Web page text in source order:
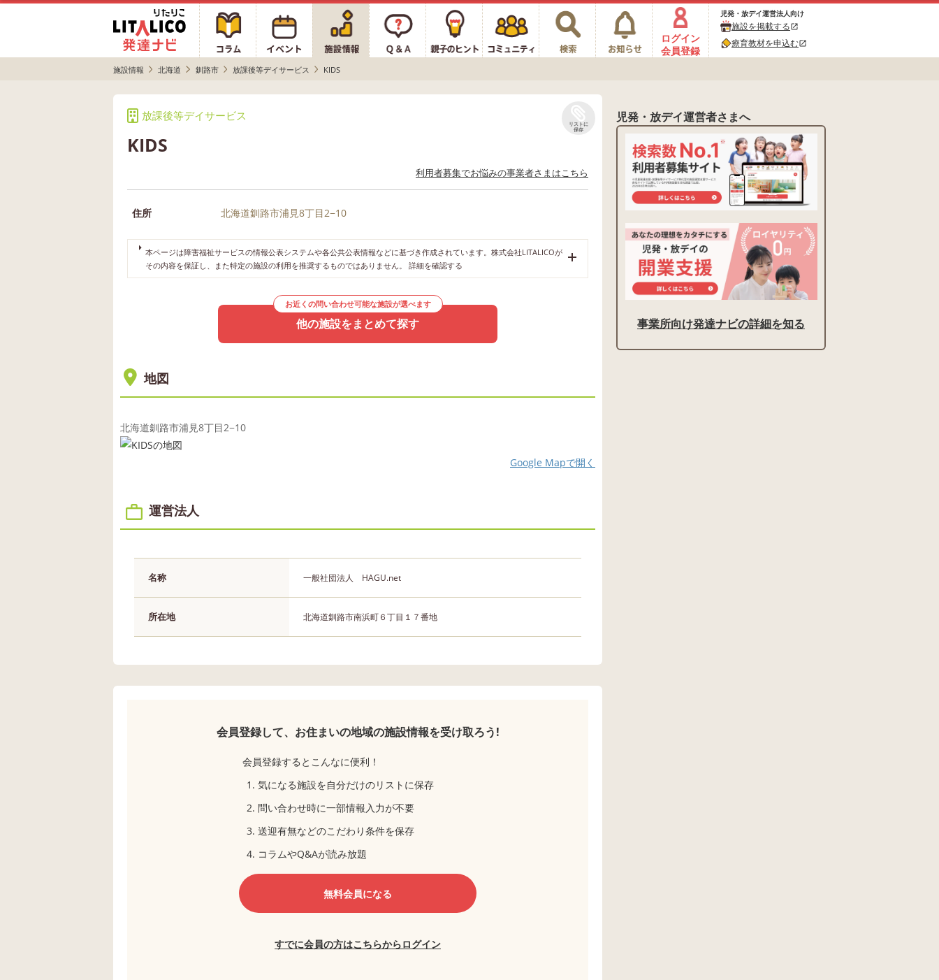
ログイン
会員登録
児発・放デイ運営法人向け
施設を掲載するopen_in_new
療育教材を申込むopen_in_new
施設情報 北海道 釧路市 放課後等デイサービス KIDS
放課後等デイサービス
KIDS
リストに
保存
利用者募集でお悩みの事業者さまはこちら
住所 北海道釧路市浦見8丁目2−10
本ページは障害福祉サービスの情報公表システムや各公共公表情報などに基づき作成されています。株式会社LITALICOが
その内容を保証し、また特定の施設の利用を推奨するものではありません。 詳細を確認する
お近くの問い合わせ可能な施設が選べます
他の施設をまとめて探す
地図
北海道釧路市浦見8丁目2−10
Google Mapで開く
運営法人
名称 一般社団法人 HAGU.net
所在地 北海道釧路市南浜町６丁目１７番地
会員登録して、お住まいの地域の施設情報を受け取ろう!
会員登録するとこんなに便利！
気になる施設を自分だけのリストに保存
問い合わせ時に一部情報入力が不要
送迎有無などのこだわり条件を保存
コラムやQ&Aが読み放題
無料会員になる
すでに会員の方はこちらからログイン
児発・放デイ運営者さまへ
事業所向け発達ナビの詳細を知る